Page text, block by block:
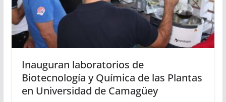
Inauguran laboratorios de
Biotecnología y Química de las Plantas
en Universidad de Camagüey